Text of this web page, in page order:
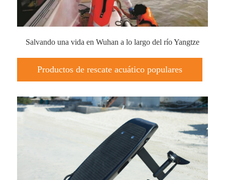
Salvando una vida en Wuhan a lo largo del río Yangtze
Productos de rescate acuático populares